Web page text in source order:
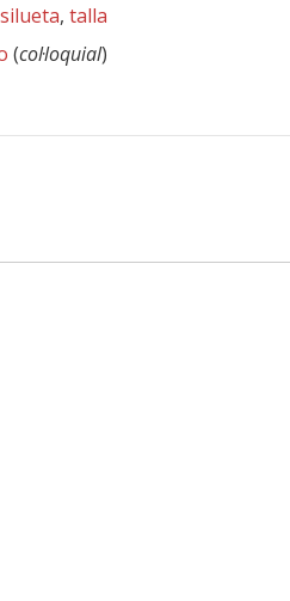
silueta, talla
(col·loquial)